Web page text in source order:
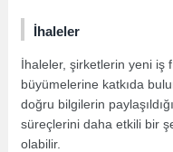
İhaleler
İhaleler, şirketlerin yeni iş
büyümelerine katkıda
doğru bilgilerin
süreçlerini daha etkili bir
olabilir.